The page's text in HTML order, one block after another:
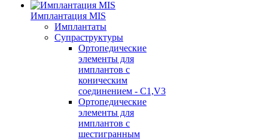
Имплантация MIS
Имплантаты
Супраструктуры
Ортопедические
элементы для
имплантов с
коническим
соединением - C1,V3
Ортопедические
элементы для
имплантов с
шестигранным